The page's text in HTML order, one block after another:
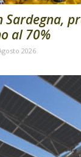
Sardegna,
al 70%
2026